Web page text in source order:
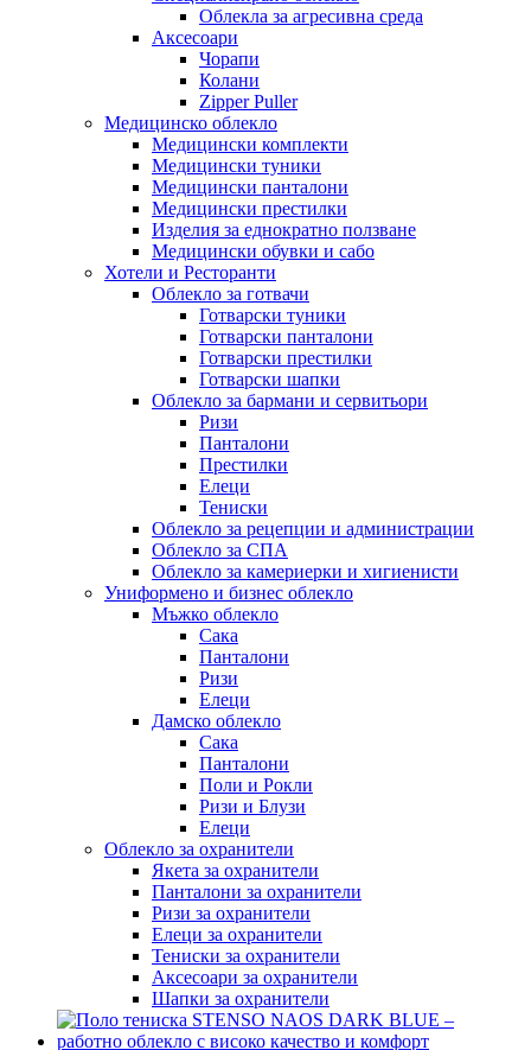
Облекла за агресивна среда
Аксесоари
Чорапи
Колани
Zipper Puller
Медицинско облекло
Медицински комплекти
Медицински туники
Медицински панталони
Медицински престилки
Изделия за еднократно ползване
Медицински обувки и сабо
Хотели и Ресторанти
Облекло за готвачи
Готварски туники
Готварски панталони
Готварски престилки
Готварски шапки
Облекло за бармани и сервитьори
Ризи
Панталони
Престилки
Елеци
Тениски
Облекло за рецепции и администрации
Облекло за СПА
Облекло за камериерки и хигиенисти
Униформено и бизнес облекло
Мъжко облекло
Сака
Панталони
Ризи
Елеци
Дамско облекло
Сака
Панталони
Поли и Рокли
Ризи и Блузи
Елеци
Облекло за охранители
Якета за охранители
Панталони за охранители
Ризи за охранители
Елеци за охранители
Тениски за охранители
Аксесоари за охранители
Шапки за охранители